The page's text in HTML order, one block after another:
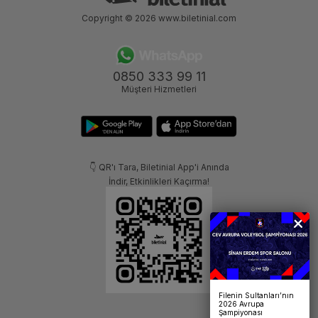
0850 333 99 11
Müşteri Hizmetleri
👇 QR'ı Tara, Biletinial App'i Anında
İndir, Etkinlikleri Kaçırma!
Copyright © 2026 www.biletinial.com
Filenin Sultanları’nın
2026 Avrupa
Şampiyonası